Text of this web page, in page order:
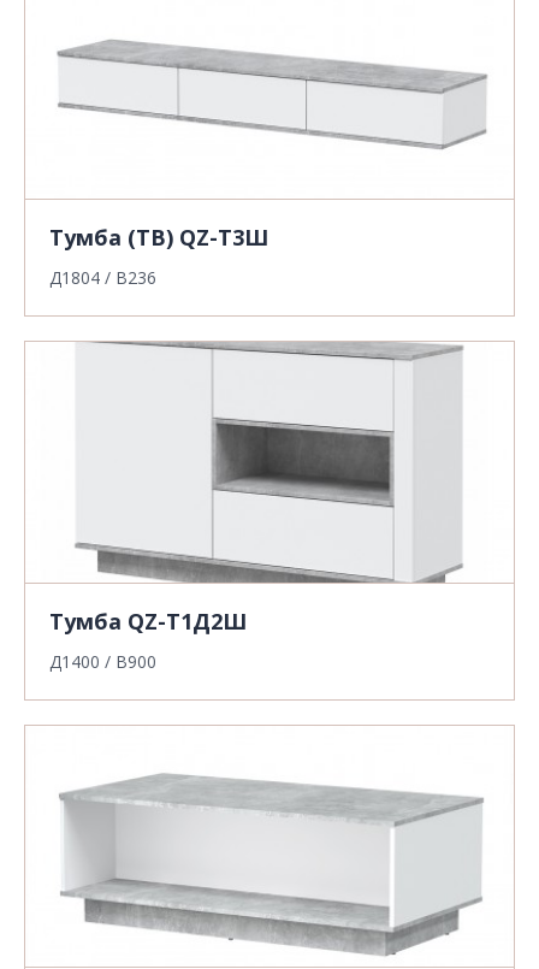
Тумба (ТВ) QZ-Т3Ш
Д1804 / В236
Тумба QZ-Т1Д2Ш
Д1400 / В900